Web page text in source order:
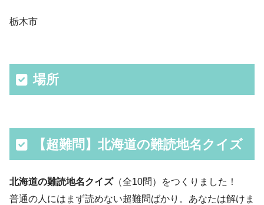
栃木市
場所
【超難問】北海道の難読地名クイズ
北海道の難読地名クイズ（全10問）をつくりました！
普通の人にはまず読めない超難問ばかり。あなたは解けま